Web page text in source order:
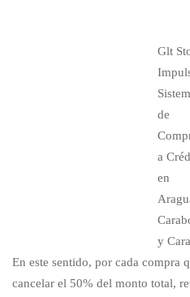
Glt
de
a
en
y
En este sentido, por cada compra
cancelar el 50% del monto total,